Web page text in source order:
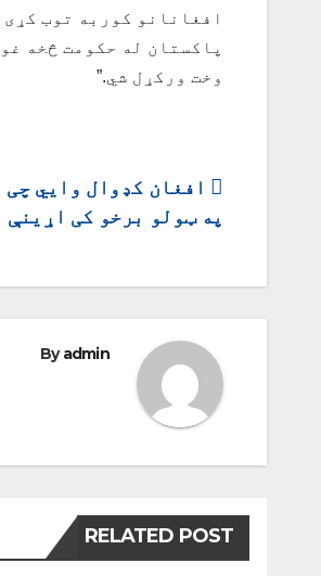
پاکستان له حکومت څخه
وخت ورکړل شي.”
ليکنه
چليدنه
افغان کډوال وایي
په ټولو برخو کی
Byadmin
RELATED POST